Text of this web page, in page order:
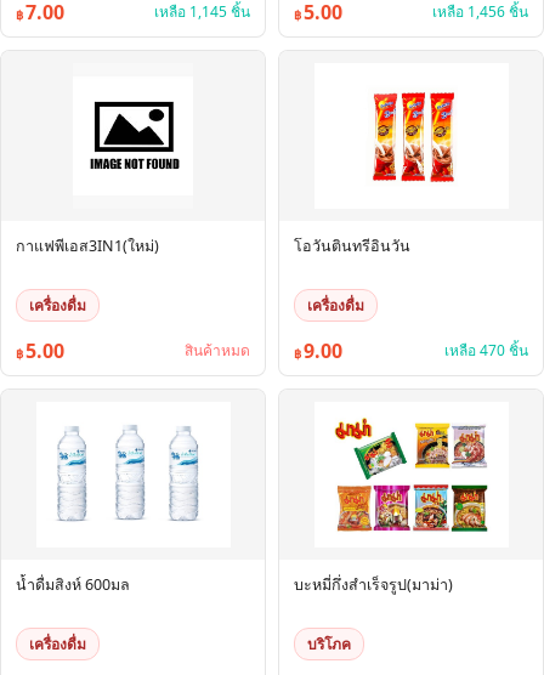
฿7.00 เหลือ 1,145 ชิ้น ฿5.00 เหลือ 1,456 ชิ้น
กาแฟพีเอส3IN1(ใหม่)
เครื่องดื่ม
฿5.00 สินค้าหมด
โอวันตินทรีอินวัน
เครื่องดื่ม
฿9.00 เหลือ 470 ชิ้น
น้ำดื่มสิงห์ 600มล
เครื่องดื่ม
บะหมี่กึ่งสำเร็จรูป(มาม่า)
บริโภค